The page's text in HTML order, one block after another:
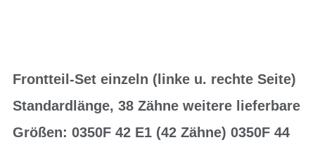
Frontteil-Set einzeln (linke u. rechte Seite)
Standardlänge, 38 Zähne weitere lieferbare
Größen: 0350F 42 E1 (42 Zähne) 0350F 44